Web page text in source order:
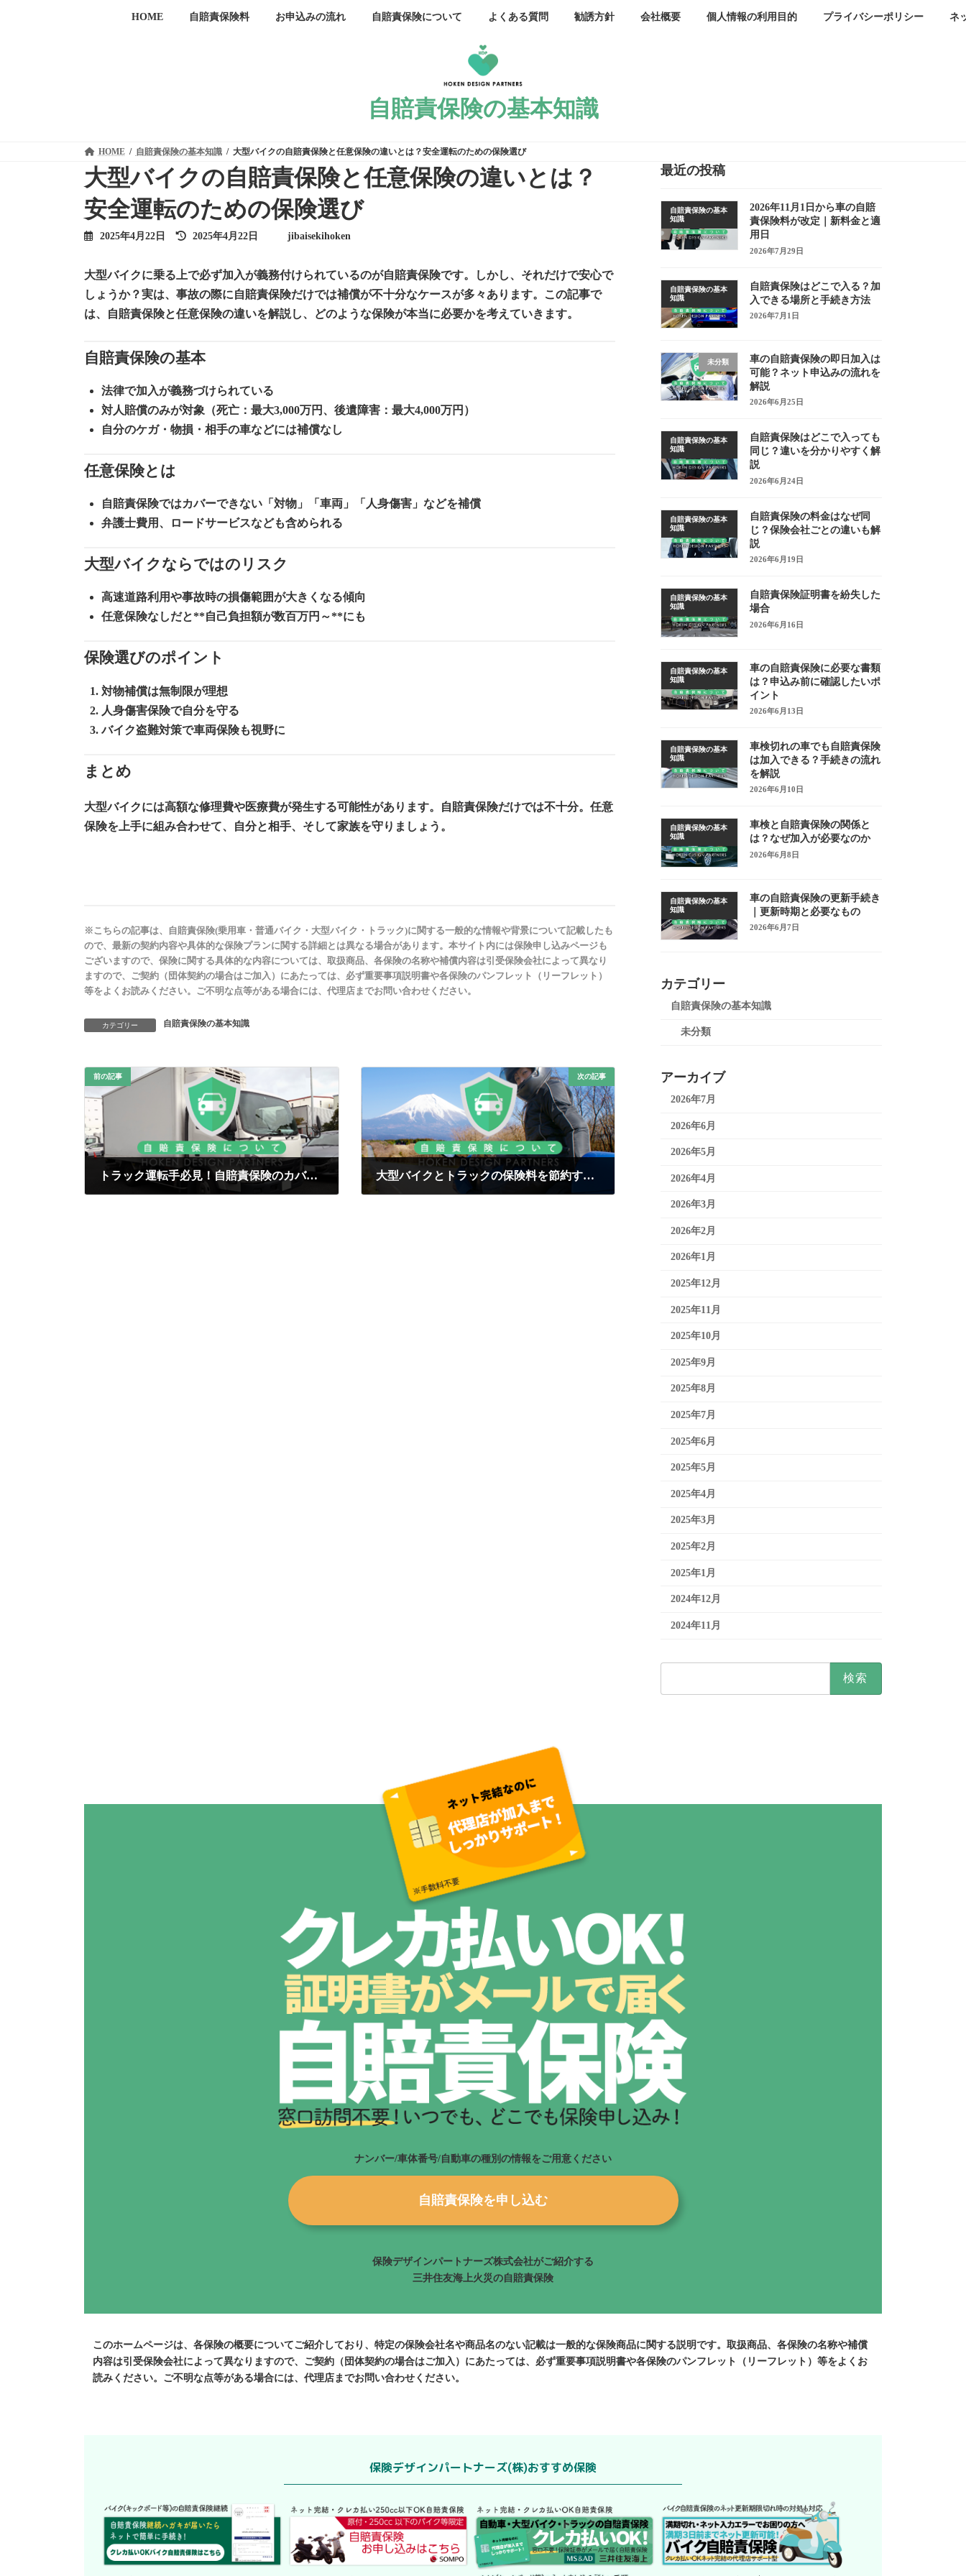
HOME 自賠責保険料 お申込みの流れ 自賠責保険について よくある質問 勧誘方針 会社概要 個人情報の利用目的 プライバシーポリシー ネ
自賠責保険の基本知識
HOME 自賠責保険の基本知識 大型バイクの自賠責保険と任意保険の違いとは？安全運転のための保険選び
大型バイクの自賠責保険と任意保険の違いとは？
安全運転のための保険選び
2025年4月22日
最
新
日
時
:
2025年4月22日 jibaisekihoken
大型バイクに乗る上で必ず加入が義務付けられているのが自賠責保険です。しかし、それだけで安心で
しょうか？実は、事故の際に自賠責保険だけでは補償が不十分なケースが多々あります。この記事で
は、自賠責保険と任意保険の違いを解説し、どのような保険が本当に必要かを考えていきます。
自賠責保険の基本
法律で加入が義務づけられている
対人賠償のみが対象（死亡：最大3,000万円、後遺障害：最大4,000万円）
自分のケガ・物損・相手の車などには補償なし
任意保険とは
自賠責保険ではカバーできない「対物」「車両」「人身傷害」などを補償
弁護士費用、ロードサービスなども含められる
大型バイクならではのリスク
高速道路利用や事故時の損傷範囲が大きくなる傾向
任意保険なしだと**自己負担額が数百万円～**にも
保険選びのポイント
対物補償は無制限が理想
人身傷害保険で自分を守る
バイク盗難対策で車両保険も視野に
まとめ
大型バイクには高額な修理費や医療費が発生する可能性があります。 自賠責保険だけでは不十分。任意
保険を上手に組み合わせて、自分と相手、そして家族を守りましょう。
※こちらの記事は、自賠責保険(乗用車・普通バイク・大型バイク・トラック)に関する一般的な情報や背景について記載したも
ので、最新の契約内容や具体的な保険プランに関する詳細とは異なる場合があります。本サイト内には保険申し込みページも
ございますので、保険に関する具体的な内容については、取扱商品、各保険の名称や補償内容は引受保険会社によって異なり
ますので、ご契約（団体契約の場合はご加入）にあたっては、必ず重要事項説明書や各保険のパンフレット（リーフレット）
等をよくお読みください。ご不明な点等がある場合には、代理店までお問い合わせください。
カテゴリー 自賠責保険の基本知識
前の記事
トラック運転手必見！自賠責保険のカバー範囲と任意保険の重要性
次の記事
大型バイクとトラックの保険料を節約する方法とは？かしこい加入術
最近の投稿
自賠責保険の基本
知識
2026年11月1日から車の自賠
責保険料が改定｜新料金と適
用日
2026年7月29日
自賠責保険の基本
知識
自賠責保険はどこで入る？加
入できる場所と手続き方法
2026年7月1日
未分類
車の自賠責保険の即日加入は
可能？ネット申込みの流れを
解説
2026年6月25日
自賠責保険の基本
知識
自賠責保険はどこで入っても
同じ？違いを分かりやすく解
説
2026年6月24日
自賠責保険の基本
知識
自賠責保険の料金はなぜ同
じ？保険会社ごとの違いも解
説
2026年6月19日
自賠責保険の基本
知識
自賠責保険証明書を紛失した
場合
2026年6月16日
自賠責保険の基本
知識
車の自賠責保険に必要な書類
は？申込み前に確認したいポ
イント
2026年6月13日
自賠責保険の基本
知識
車検切れの車でも自賠責保険
は加入できる？手続きの流れ
を解説
2026年6月10日
自賠責保険の基本
知識
車検と自賠責保険の関係と
は？なぜ加入が必要なのか
2026年6月8日
自賠責保険の基本
知識
車の自賠責保険の更新手続き
｜更新時期と必要なもの
2026年6月7日
カテゴリー
自賠責保険の基本知識
未分類
アーカイブ
2026年7月
2026年6月
2026年5月
2026年4月
2026年3月
2026年2月
2026年1月
2025年12月
2025年11月
2025年10月
2025年9月
2025年8月
2025年7月
2025年6月
2025年5月
2025年4月
2025年3月
2025年2月
2025年1月
2024年12月
2024年11月
ナンバー/車体番号/自動車の種別の情報をご用意ください
自賠責保険を申し込む
保険デザインパートナーズ株式会社がご紹介する
三井住友海上火災の自賠責保険
このホームページは、各保険の概要についてご紹介しており、特定の保険会社名や商品名のない記載は一般的な保険商品に関する説明です。取扱商品、各保険の名称や補償
内容は引受保険会社によって異なりますので、ご契約（団体契約の場合はご加入）にあたっては、必ず重要事項説明書や各保険のパンフレット（リーフレット）等をよくお
読みください。ご不明な点等がある場合には、代理店までお問い合わせください。